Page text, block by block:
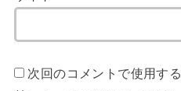
次回のコメントで使用す